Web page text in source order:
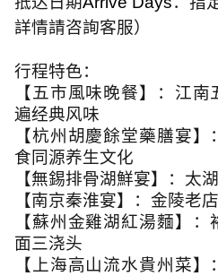
詳情請咨詢客服）
行程特色：
【五市風味晚餐】：江
遍经典风味
【杭州胡慶餘堂藥膳宴
食同源养生文化
【無錫排骨湖鮮宴】：太
【南京秦淮宴】：金陵老
【蘇州金雞湖紅湯麵】
面三浇头
【上海高山流水貴州菜